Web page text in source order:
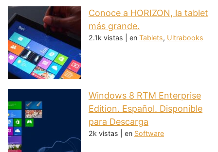
Conoce a HORIZON, la tablet
más grande.
2.1k vistas en Tablets, Ultrabooks
Windows 8 RTM Enterprise
Edition. Español. Disponible
para Descarga
2k vistas en Software